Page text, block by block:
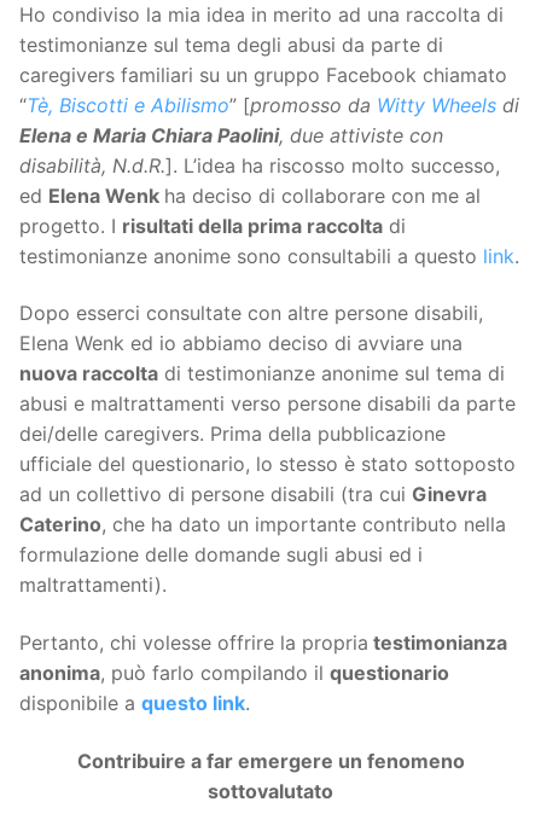
Ho condiviso la mia idea in merito ad una raccolta di
testimonianze sul tema degli abusi da parte di
caregivers familiari su un gruppo Facebook chiamato
“Tè, Biscotti e Abilismo” [promosso da Witty Wheels di
Elena e Maria Chiara Paolini, due attiviste con
disabilità, N.d.R.]. L’idea ha riscosso molto successo,
ed Elena Wenk ha deciso di collaborare con me al
progetto. I risultati della prima raccolta di
testimonianze anonime sono consultabili a questo link.
Dopo esserci consultate con altre persone disabili,
Elena Wenk ed io abbiamo deciso di avviare una
nuova raccolta di testimonianze anonime sul tema di
abusi e maltrattamenti verso persone disabili da parte
dei/delle caregivers. Prima della pubblicazione
ufficiale del questionario, lo stesso è stato sottoposto
ad un collettivo di persone disabili (tra cui Ginevra
Caterino, che ha dato un importante contributo nella
formulazione delle domande sugli abusi ed i
maltrattamenti).
Pertanto, chi volesse offrire la propria testimonianza
anonima, può farlo compilando il questionario
disponibile a questo link.
Contribuire a far emergere un fenomeno
sottovalutato